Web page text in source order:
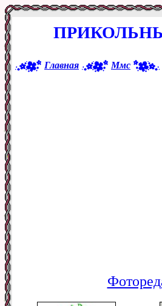
Главная Ммс